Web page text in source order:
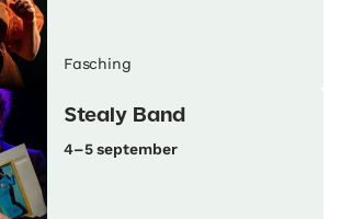
Fasching
Stealy Band
4–5 september